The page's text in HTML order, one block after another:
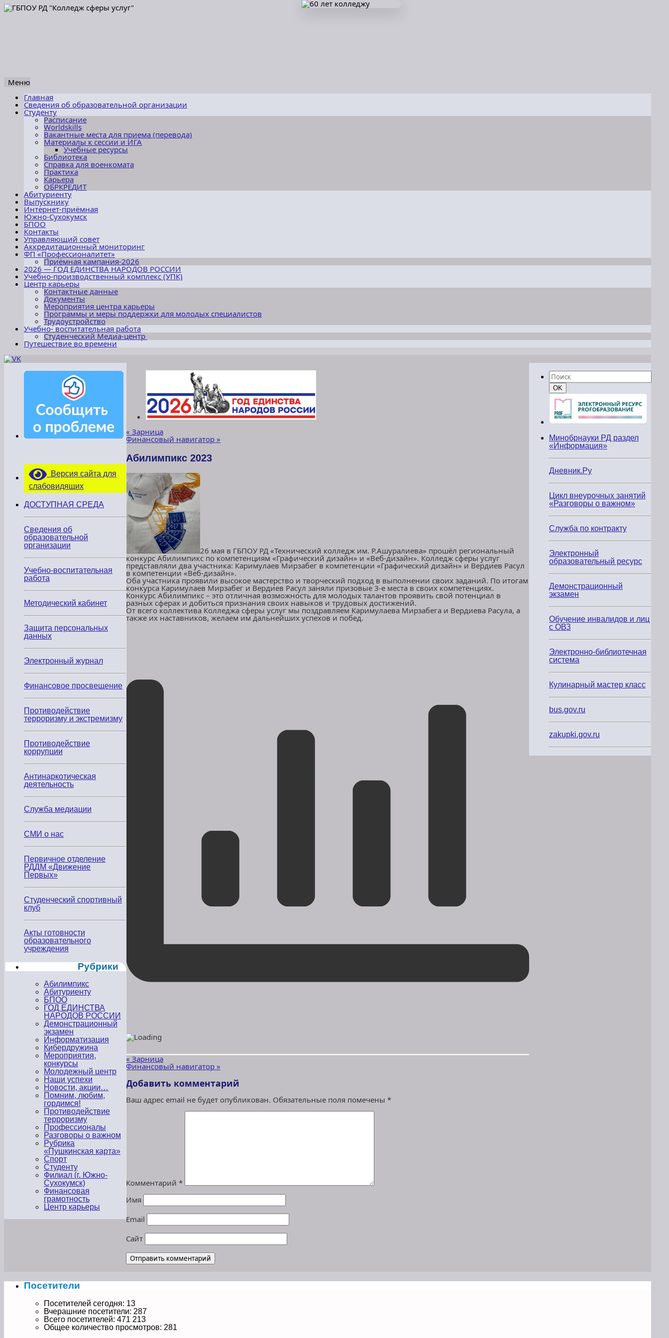
Меню
Перейти
содержимому
Главная
Сведения об образовательной организации
Студенту
Расписание
Worldskills
Вакантные места для приема (перевода)
Материалы к сессии и ИГА
Учебные ресурсы
Библиотека
Справка для военкомата
Практика
Карьера
ОБРКРЕДИТ
Абитуриенту
Выпускнику
Интернет-приёмная
Южно-Сухокумск
БПОО
Контакты
Управляющий совет
Аккредитационный мониторинг
ФП «Профессионалитет»
Приёмная кампания-2026
2026 — ГОД ЕДИНСТВА НАРОДОВ РОССИИ
Учебно-производственный комплекс (УПК)
Центр карьеры
Контактные данные
Документы
Мероприятия центра карьеры
Программы и меры поддержки для молодых специалистов
Трудоустройство
Учебно- воспитательная работа
Студенческий Медиа-центр
Путешествие во времени
« Зарница
Финансовый навигатор »
Абилимпикс 2023
26 мая в ГБПОУ РД «Технический колледж им. Р.Ашуралиева» прошёл региональный
конкурс Абилимпикс по компетенциям «Графический дизайн» и «Веб-дизайн». Колледж сферы услуг
представляли два участника: Каримулаев Мирзабег в компетенции «Графический дизайн» и Вердиев Расул
в компетенции «Веб-дизайн».
Оба участника проявили высокое мастерство и творческий подход в выполнении своих заданий. По итогам
конкурса Каримулаев Мирзабег и Вердиев Расул заняли призовые 3-е места в своих компетенциях.
Конкурс Абилимпикс – это отличная возможность для молодых талантов проявить свой потенциал в
разных сферах и добиться признания своих навыков и трудовых достижений.
От всего коллектива Колледжа сферы услуг мы поздравляем Каримулаева Мирзабега и Вердиева Расула, а
также их наставников, желаем им дальнейших успехов и побед.
« Зарница
Финансовый навигатор »
Добавить комментарий
Ваш адрес email не будет опубликован. Обязательные поля помечены *
Комментарий *
Имя
Email
Сайт
Версия сайта для
слабовидящих
ДОСТУПНАЯ СРЕДА
Сведения об
образовательной
организации
Учебно-воспитательная
работа
Методический кабинет
Защита персональных
данных
Электронный журнал
Финансовое просвещение
Противодействие
терроризму и экстремизму
Противодействие
коррупции
Антинаркотическая
деятельность
Служба медиации
СМИ о нас
Первичное отделение
РДДМ «Движение
Первых»
Студенческий спортивный
клуб
Акты готовности
образовательного
учреждения
Рубрики
Абилимпикс
Абитуриенту
БПОО
ГОД ЕДИНСТВА
НАРОДОВ РОССИИ
Демонстрационный
экзамен
Информатизация
Кибердружина
Мероприятия,
конкурсы
Молодежный центр
Наши успехи
Новости, акции…
Помним, любим,
гордимся!
Противодействие
терроризму
Профессионалы
Разговоры о важном
Рубрика
«Пушкинская карта»
Спорт
Студенту
Филиал (г. Южно-
Сухокумск)
Финансовая
грамотность
Центр карьеры
Найти:
Поиск
OK
Минобрнауки РД раздел
«Информация»
Дневник.Ру
Цикл внеурочных занятий
«Разговоры о важном»
Служба по контракту
Электронный
образовательный ресурс
Демонстрационный
экзамен
Обучение инвалидов и лиц
с ОВЗ
Электронно-библиотечная
система
Кулинарный мастер класс
bus.gov.ru
zakupki.gov.ru
Посетители
Посетителей сегодня: 13
Вчерашние посетители: 287
Всего посетителей: 471 213
Общее количество просмотров: 281